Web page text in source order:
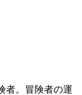
者。冒険者の運